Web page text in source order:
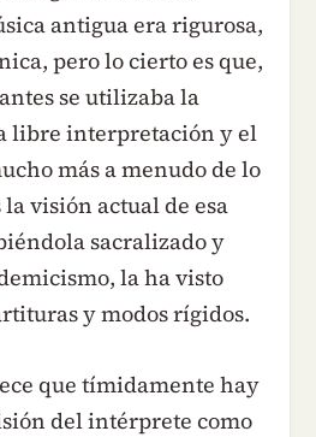
antigua era rigurosa,
pero lo cierto es que,
se utilizaba la
libre interpretación y el
más a menudo de lo
la visión actual de esa
sacralizado y
la ha visto
y modos rígidos.
que tímidamente hay
del intérprete como